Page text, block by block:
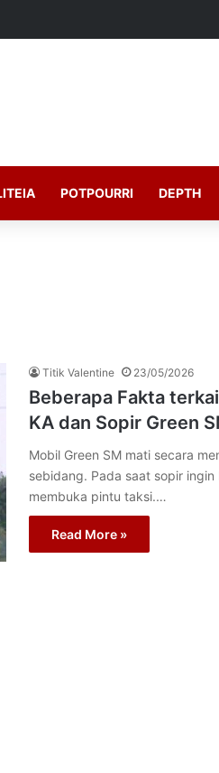
POTPOURRI DEPTH
Titik Valentine 23/05/2026
Beberapa Fakta
KA dan Sopir Green
Mobil Green SM mati secara
sebidang. Pada saat sopir
membuka pintu taksi.…
Read More »